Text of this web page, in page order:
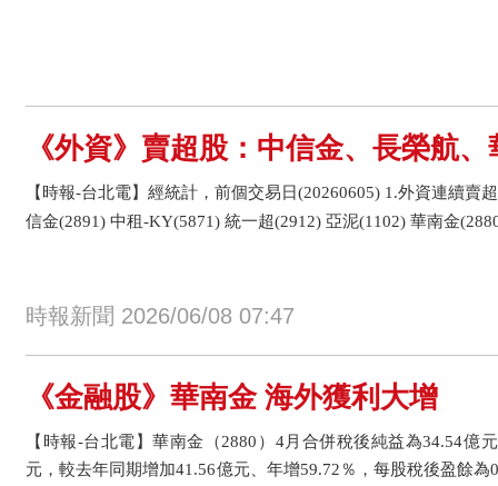
《外資》賣超股：中信金、長榮航、
【時報-台北電】經統計，前個交易日(20260605) 1.外資連續賣
信金(2891) 中租-KY(5871) 統一超(2912) 亞泥(1102) 華南金
時報新聞 2026/06/08 07:47
《金融股》華南金 海外獲利大增
【時報-台北電】華南金（2880）4月合併稅後純益為34.54億
元，較去年同期增加41.56億元、年增59.72％，每股稅後盈餘